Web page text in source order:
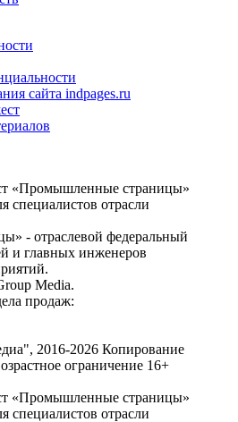
сайта indpages.ru
«Промышленные страницы»
специалистов отрасли
- отраслевой федеральный
и главных инженеров
Media.
продаж:
2016-2026 Копирование
ограничение 16+
«Промышленные страницы»
специалистов отрасли